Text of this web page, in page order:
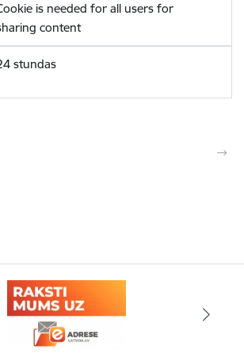
is needed for all users for
content
stundas